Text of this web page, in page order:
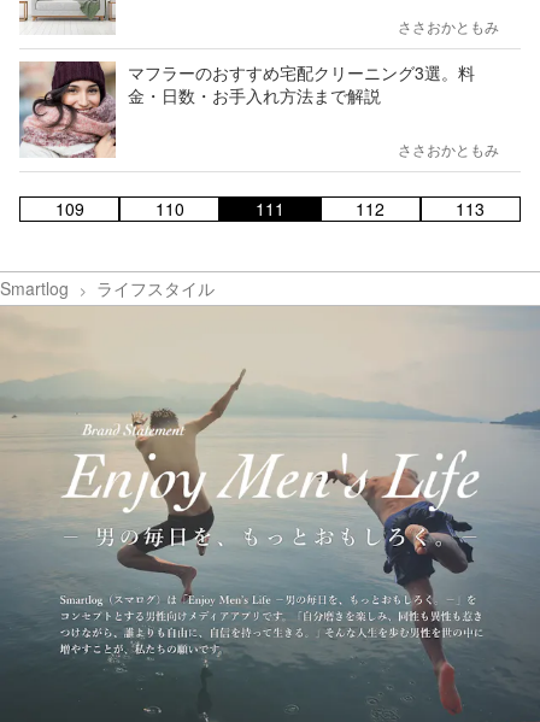
ささおかともみ
マフラーのおすすめ宅配クリーニング3選。料
金・日数・お手入れ方法まで解説
ささおかともみ
109 110 111 112 113
Smartlog ライフスタイル